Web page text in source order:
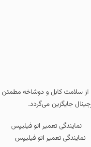
از سلامت کابل و دوشاخه
جایگزین می‌گردد.
نمایندگی تعمیر اتو فیلیپس